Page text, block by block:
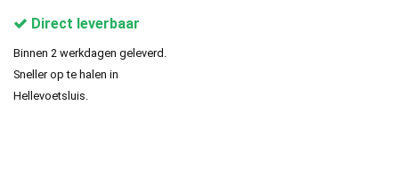
Direct leverbaar
Binnen 2 werkdagen geleverd.
Sneller op te halen in
Hellevoetsluis.